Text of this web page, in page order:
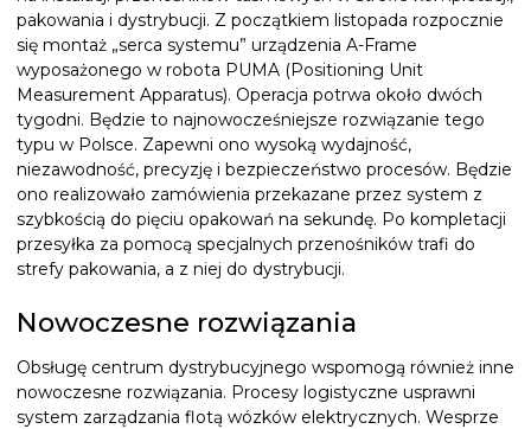
pakowania i dystrybucji. Z początkiem listopada rozpocznie
się montaż „serca systemu” urządzenia A-Frame
wyposażonego w robota PUMA (Positioning Unit
Measurement Apparatus). Operacja potrwa około dwóch
tygodni. Będzie to najnowocześniejsze rozwiązanie tego
typu w Polsce. Zapewni ono wysoką wydajność,
niezawodność, precyzję i bezpieczeństwo procesów. Będzie
ono realizowało zamówienia przekazane przez system z
szybkością do pięciu opakowań na sekundę. Po kompletacji
przesyłka za pomocą specjalnych przenośników trafi do
strefy pakowania, a z niej do dystrybucji.
Nowoczesne rozwiązania
Obsługę centrum dystrybucyjnego wspomogą również inne
nowoczesne rozwiązania. Procesy logistyczne usprawni
system zarządzania flotą wózków elektrycznych. Wesprze